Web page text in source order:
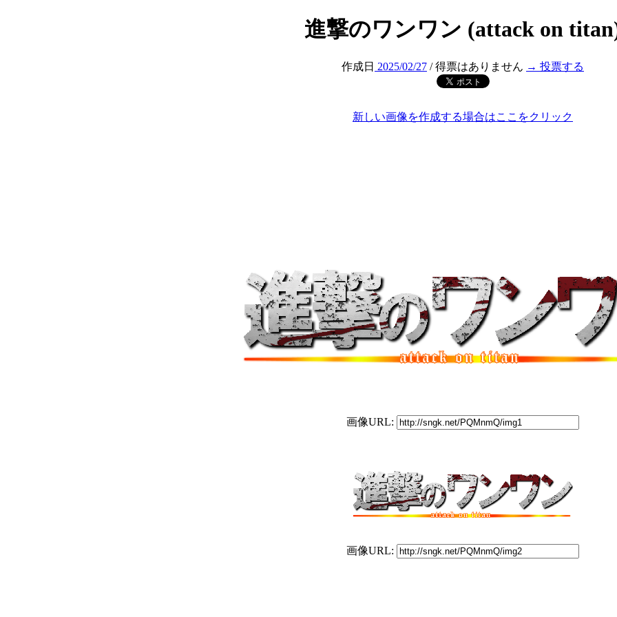
進撃のワンワン (attack on
作成日 2025/02/27 / 得票はありません → 投票する
新しい画像を作成する場合はここをクリック
画像URL:
画像URL: